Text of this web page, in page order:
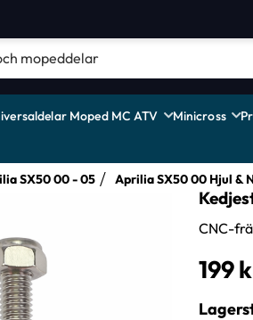
Moped MC ATV Minicross
SX50 00 - 05 Aprilia SX50 00 Hjul &
CNC-
199